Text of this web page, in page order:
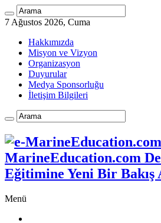
7 Ağustos 2026, Cuma
Hakkımızda
Misyon ve Vizyon
Organizasyon
Duyurular
Medya Sponsorluğu
İletişim Bilgileri
MarineEducation.com
Eğitimine Yeni Bir Bakış
Menü